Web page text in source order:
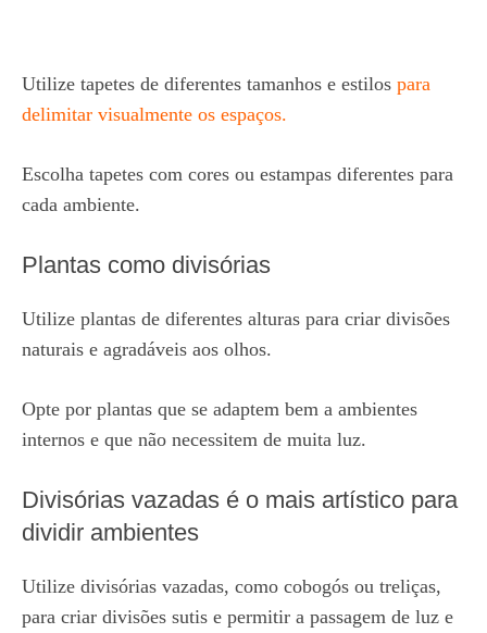
Utilize tapetes de diferentes tamanhos e estilos para
delimitar visualmente os espaços.
Escolha tapetes com cores ou estampas diferentes para
cada ambiente.
Plantas como divisórias
Utilize plantas de diferentes alturas para criar divisões
naturais e agradáveis aos olhos.
Opte por plantas que se adaptem bem a ambientes
internos e que não necessitem de muita luz.
Divisórias vazadas é o mais artístico para
dividir ambientes
Utilize divisórias vazadas, como cobogós ou treliças,
para criar divisões sutis e permitir a passagem de luz e